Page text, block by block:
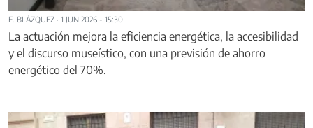
F. BLÁZQUEZ · 1 JUN 2026 - 15:30
La actuación mejora la eficiencia energética, la accesibilidad
y el discurso museístico, con una previsión de ahorro
energético del 70%.